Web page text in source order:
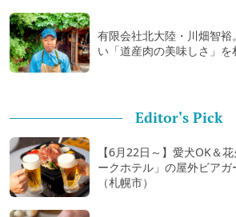
有限会社北大陸・川畑智
い「道産肉の美味しさ」
Editor's Pick
【6月22日～】愛犬OK＆
ークホテル」の屋外ビア
（札幌市）